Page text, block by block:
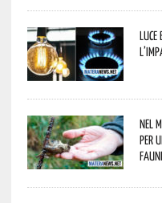
Nel
per